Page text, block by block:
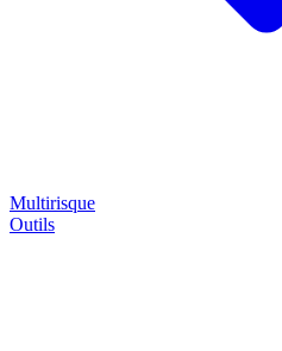
Multirisque
Outils